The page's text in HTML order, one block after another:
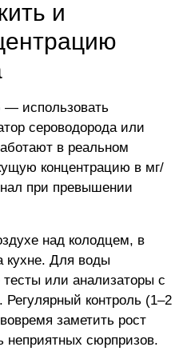
и
использовать
сероводорода или
в реальном
концентрацию в мг/
при превышении
над колодцем, в
кухне. Для воды
или анализаторы с
контроль (1–2
заметить рост
неприятных сюрпризов.